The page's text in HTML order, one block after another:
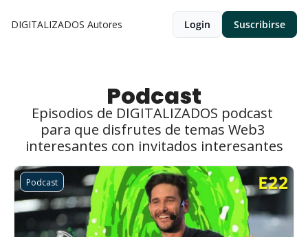
DIGITALIZADOS Autores Login Suscribirse
Podcast
Episodios de DIGITALIZADOS podcast
para que disfrutes de temas Web3
interesantes con invitados interesantes
Podcast